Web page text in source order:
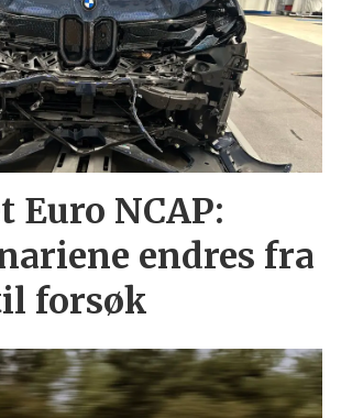
Euro NCAP:
endres fra
forsøk